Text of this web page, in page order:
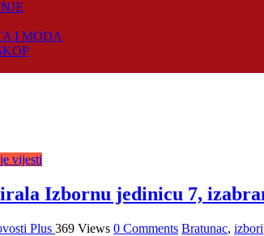
I MODA
vijesti
Izbornu jedinicu 7,
Plus 369 Views 0 Comments Bratunac, izbori